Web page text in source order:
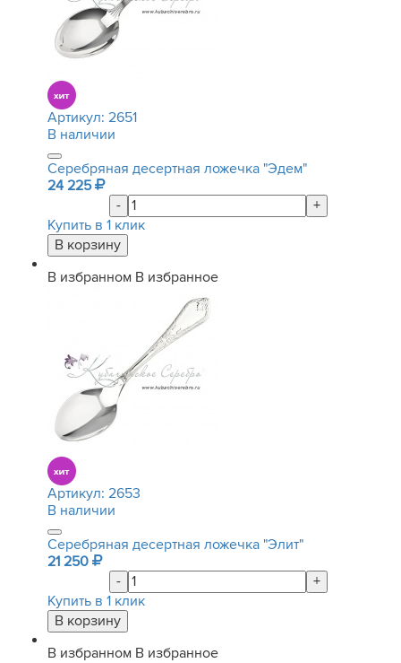
Артикул: 2651
В наличии
Серебряная десертная ложечка "Эдем"
24 225
-
+
Купить в 1 клик
В избранном В избранное
Артикул: 2653
В наличии
Серебряная десертная ложечка "Элит"
21 250
-
+
Купить в 1 клик
В избранном В избранное